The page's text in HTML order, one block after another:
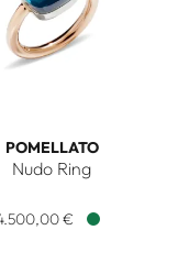
Ref:
POMELLATO
Nudo Ring
€